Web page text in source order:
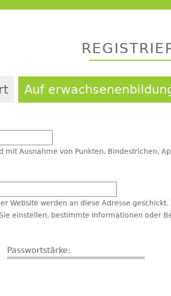
Auf
mit Ausnahme von Punkten, Bindestrichen,
Website werden an diese Adresse
einstellen, bestimmte Informationen oder
Passwortstärke: